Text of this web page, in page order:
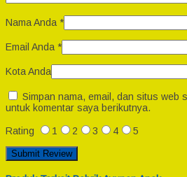
Nama Anda *
Email Anda *
Kota Anda
Simpan nama, email, dan situs web
untuk komentar saya berikutnya.
Rating 1 2 3 4 5